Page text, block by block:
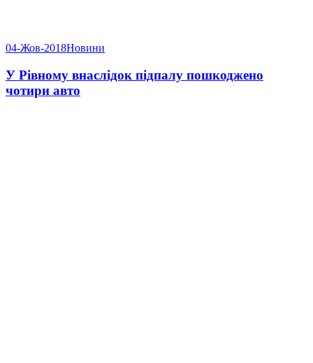
04-Жов-2018Новини
У Рівному внаслідок підпалу пошкоджено
чотири авто